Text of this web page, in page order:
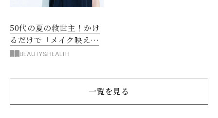
50代の夏の救世主！かけ
るだけで「メイク映え」
する眼鏡
BEAUTY&HEALTH
一覧を見る